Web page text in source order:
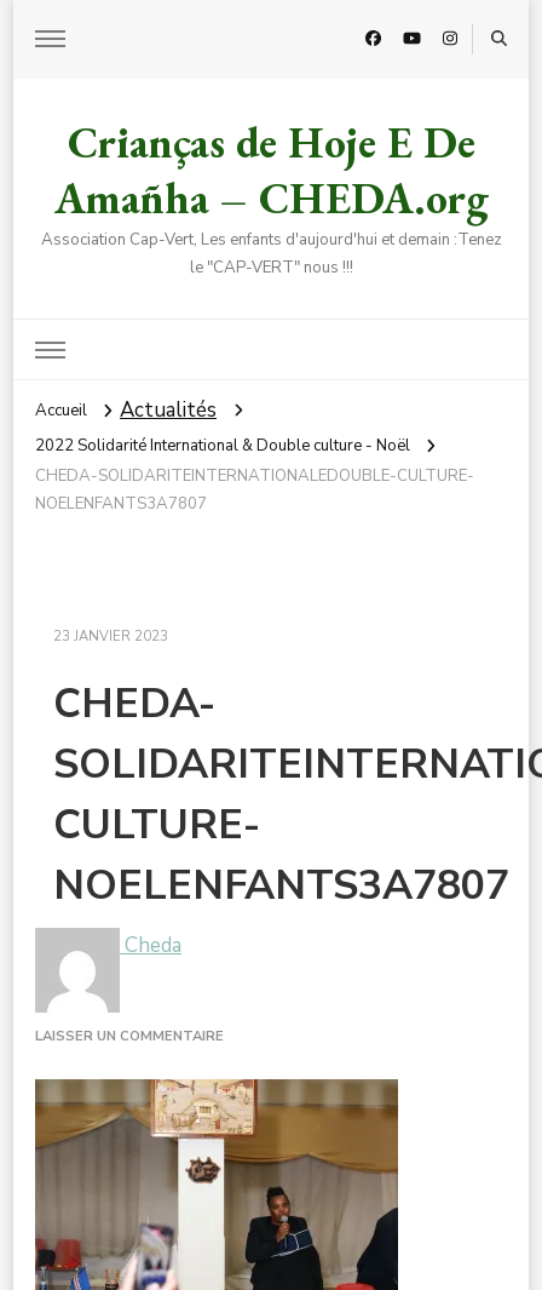
Crianças de Hoje E De
Amañha – CHEDA.org
Association Cap-Vert, Les enfants d'aujourd'hui et demain :Tenez
le "CAP-VERT" nous !!!
Accueil Actualités
2022 Solidarité International & Double culture - Noël
CHEDA-SOLIDARITEINTERNATIONALEDOUBLE-CULTURE-
NOELENFANTS3A7807
23 JANVIER 2023
CHEDA-
CULTURE-
NOELENFANTS3A7807
Cheda
LAISSER UN COMMENTAIRE
SOLIDARITEINTERNATIONALEDOUBLE-
CULTURE-
NOELENFANTS3A7807